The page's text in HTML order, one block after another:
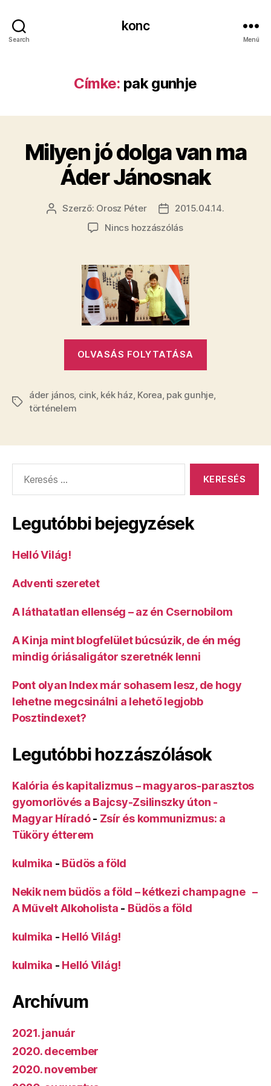
Search
konc
Menü
Címke: pak gunhje
Milyen jó dolga van ma
Áder Jánosnak
Bejegyzés
Szerző: Orosz Péter
Bejegyzés
dátuma
2015.04.14.
Nincs hozzászólása(z)
dolga
van
ma
Áder
Jánosnak
OLVASÁS FOLYTATÁSA
van
Jánosnak”
Címkék
áder jános, cink, kék ház Korea pak gunhje,
történelem
Legutóbbi bejegyzések
Helló Világ!
Adventi szeretet
A láthatatlan ellenség – az én Csernobilom
A Kinja mint blogfelület búcsúzik, de én még
mindig óriásaligátor szeretnék lenni
Pont olyan Index már sohasem lesz, de hogy
lehetne megcsinálni a lehető legjobb
Posztindexet?
Legutóbbi hozzászólások
Kalória és kapitalizmus – magyaros-parasztos
gyomorlövés a Bajcsy-Zsilinszky úton -
Magyar Híradó- Zsír és kommunizmus: a
Tüköry étterem
kulmika - Büdös a föld
Nekik nem büdös a föld – kétkezi champagne –
A Művelt Alkoholista - Büdös a föld
kulmika - Helló Világ!
kulmika - Helló Világ!
Archívum
2021. január
2020. december
2020. november